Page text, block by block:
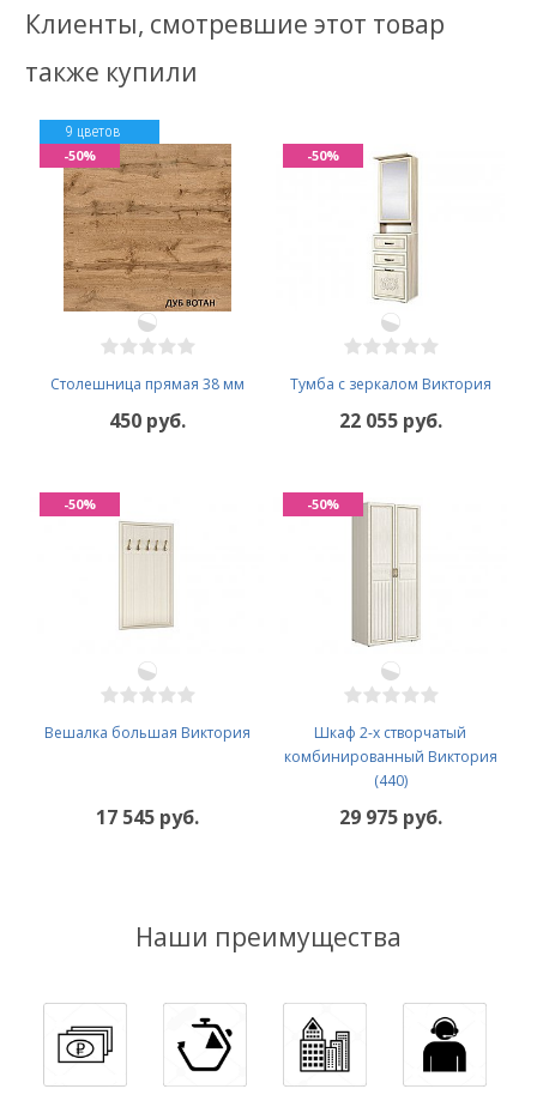
Клиенты, смотревшие этот товар
также купили
Столешница прямая 38 мм
9 цветов
450 руб.
-50%
Тумба с зеркалом Виктория
22 055 руб.
-50%
Вешалка большая Виктория
17 545 руб.
-50%
Шкаф 2-х створчатый
комбинированный Виктория
(440)
29 975 руб.
-50%
Наши преимущества